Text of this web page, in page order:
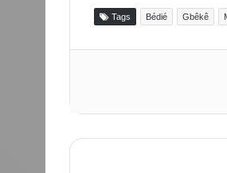
Tags Bédié Gbêkê